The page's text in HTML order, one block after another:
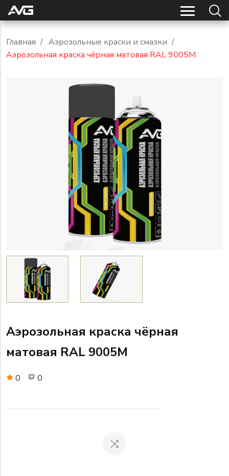
Главная / Аэрозольные краски и смазки /
Аэрозольная краска чёрная матовая RAL 9005M
Аэрозольная краска чёрная
матовая RAL 9005M
0 0